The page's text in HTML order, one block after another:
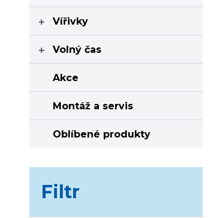
Vířivky

Volný čas

Akce
Montáž a servis
Oblíbené produkty
Filtr